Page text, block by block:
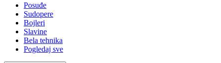
Posuđe
Sudopere
Bojleri
Slavine
Bela tehnika
Pogledaj sve